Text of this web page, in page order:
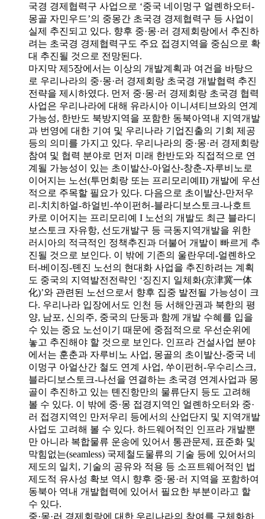
국경 경제협력구 사업으로 ‘중국 네이멍구 얼롄하오터-
몽골 자민우드’의 중몽간 초국경 경제협력구 등 사업이
실제 추진되고 있다. 향후 중·몽·러 경제회랑에서 추진하
려는 초국경 경제협력구도 주요 접경지역을 중심으로 확
대 추진될 것으로 전망된다.
마지막 제5장에서는 이상의 개발계획과 여건을 바탕으
로 우리나라의 중·몽·러 경제회랑 초국경 개발협력 추진
전략을 제시하였다. 먼저 중·몽·러 경제회랑 초국경 협력
사업은 우리나라에 대해 유라시아 이니셔티브와의 연계
가능성, 한반도 북방지역을 포함한 동북아역내 지역개발
과 번영에 대한 기여 및 우리나라 기업진출의 기회 제공
등의 의미를 가지고 있다. 우리나라의 중·몽·러 경제회랑
참여 및 협력 분야로 먼저 미래 한반도와 직접적으로 연
계될 가능성이 있는 초이발산-아얼산-창춘-자루비노로
이어지는 노선(투먼회랑 또는 프리모리예II) 개발에 우선
적으로 주목할 필요가 있다. 다음으로 초이발산-만저우
리-치치하얼-하얼빈-쑤이펀허-블라디보스토크-나호트
카로 이어지는 프리모리예 I 노선의 개발도 최근 블라디
보스토크 자유항, 선도개발구 등 극동지역개발을 위한
러시아의 적극적인 정책추진과 더불어 개발이 빠르게 추
진될 것으로 보인다. 이 밖에 기존의 울란우데-얼롄하오
터-베이징-톈진 노선의 현대화 사업을 추진하려는 계획
도 중국의 지역발전전략인 ‘징진지 일체화(京津冀一体
化)’와 관련된 노선으로서 향후 집중 발전될 가능성이 크
다. 우리나라 입장에서도 인천 등 서해안권과 북한의 평
양, 남포, 신의주, 중국의 단둥과 함께 개발 수혜를 입을
수 있는 중요 노선이기 때문에 중점적으로 우선순위에
놓고 추진해야 할 것으로 보인다. 인프라 건설사업 분야
에서는 훈춘과 자루비노 사업, 몽골의 초이발산-중국 네
이멍구 아얼산간 철도 연계 사업, 쑤이펀허-우수리스크,
블라디보스토크-나선을 연결하는 초국경 연계사업과 몽
골이 추진하고 있는 톈진항만의 물류단지 등도 고려해
볼 수 있다. 이 밖에 중·몽 접경지역인 얼롄하오터와 중·
러 접경지역인 만저우리 등에서의 산업단지 및 지역개발
사업도 고려해 볼 수 있다. 하드웨어적인 인프라 개발뿐
만 아니라 복합물류 운송에 있어서 통관문제, 표준화 및
막힘없는(seamless) 국제철도물류의 기술 등에 있어서의
제도의 일치, 기술의 공유와 적용 등 소프트웨어적인 법
제도적 유사성 확보 역시 향후 중·몽·러 지역을 포함하여
동북아 역내 개발협력에 있어서 필요한 부분이라고 할
수 있다.
중·몽·러 경제회랑에 대한 우리나라의 참여를 구체화하